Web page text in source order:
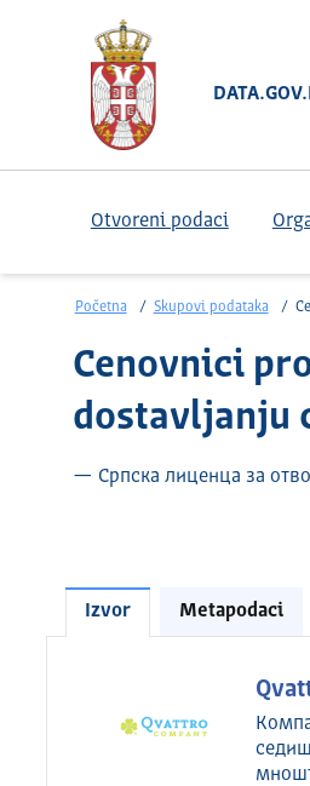
Otvoreni podaci
Početna Skupovi podataka
Cenovnici
dostavljanju
— Српска лиценца за
Izvor Metapodaci